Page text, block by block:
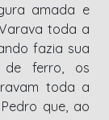
amada e
toda a
fazia sua
de ferro, os
toda a
que, ao